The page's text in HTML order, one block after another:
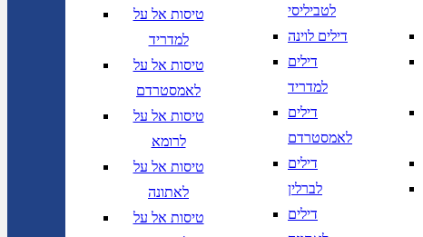
טיסות אל על
למדריד
טיסות אל על
לאמסטרדם
טיסות אל על
לרומא
טיסות אל על
לאתונה
טיסות אל על
לטביליסי
דילים לוינה
דילים
למדריד
דילים
לאמסטרדם
דילים
לברלין
דילים